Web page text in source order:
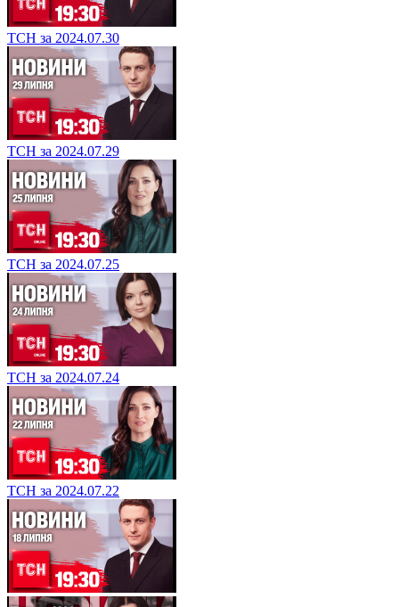
ТСН за 2024.07.30
ТСН за 2024.07.29
ТСН за 2024.07.25
ТСН за 2024.07.24
ТСН за 2024.07.22